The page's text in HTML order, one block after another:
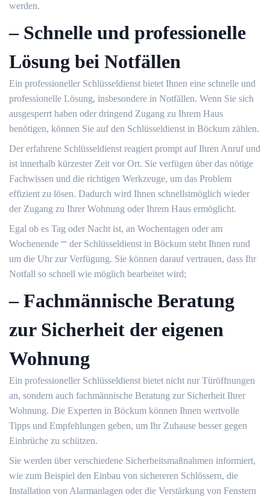
werden.​
– Schnelle und professionelle
Lösung bei Notfällen
Ein professioneller Schlüsseldienst bietet Ihnen eine schnelle und
professionelle Lösung, insbesondere in Notfällen.​ Wenn Sie sich
ausgesperrt haben oder dringend Zugang zu Ihrem Haus
benötigen, können Sie auf den Schlüsseldienst in Böckum zählen.​
Der erfahrene Schlüsseldienst reagiert prompt auf Ihren Anruf und
ist innerhalb kürzester Zeit vor Ort.​ Sie verfügen über das nötige
Fachwissen und die richtigen Werkzeuge, um das Problem
effizient zu lösen.​ Dadurch wird Ihnen schnellstmöglich wieder
der Zugang zu Ihrer Wohnung oder Ihrem Haus ermöglicht.​
Egal ob es Tag oder Nacht ist, an Wochentagen oder am
Wochenende ⎻ der Schlüsseldienst in Böckum steht Ihnen rund
um die Uhr zur Verfügung. Sie können darauf vertrauen, dass Ihr
Notfall so schnell wie möglich bearbeitet wird;
– Fachmännische Beratung
zur Sicherheit der eigenen
Wohnung
Ein professioneller Schlüsseldienst bietet nicht nur Türöffnungen
an, sondern auch fachmännische Beratung zur Sicherheit Ihrer
Wohnung.​ Die Experten in Böckum können Ihnen wertvolle
Tipps und Empfehlungen geben, um Ihr Zuhause besser gegen
Einbrüche zu schützen.
Sie werden über verschiedene Sicherheitsmaßnahmen informiert,
wie zum Beispiel den Einbau von sichereren Schlössern, die
Installation von Alarmanlagen oder die Verstärkung von Fenstern